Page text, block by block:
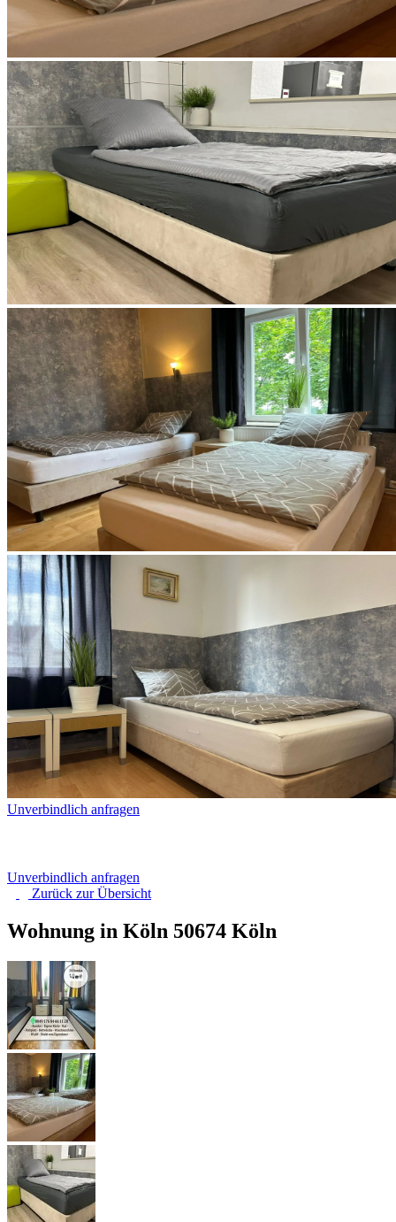
Unverbindlich anfragen
Unverbindlich anfragen
Zurück zurÜbersicht
Wohnung in Köln 50674 Köln